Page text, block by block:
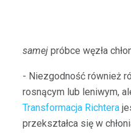
samej próbce węzła
- Niezgodność również
rosnącym lub leniwym,
Transformacja Richtera
przekształca się w